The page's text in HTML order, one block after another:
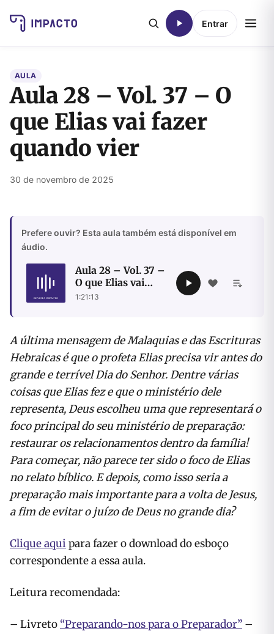
Entrar
AULA
Aula 28 – Vol. 37 – O
que Elias vai fazer
quando vier
30 de novembro de 2025
Prefere ouvir? Esta aula também está disponível em
áudio.
Aula 28 – Vol. 37 –
O que Elias vai
fazer quando vier
1:21:13
A última mensagem de Malaquias e das Escrituras
Hebraicas é que o profeta Elias precisa vir antes do
grande e terrível Dia do Senhor. Dentre várias
coisas que Elias fez e que o ministério dele
representa, Deus escolheu uma que representará o
foco principal do seu ministério de preparação:
restaurar os relacionamentos dentro da família!
Para começar, não parece ter sido o foco de Elias
no relato bíblico. E depois, como isso seria a
preparação mais importante para a volta de Jesus,
a fim de evitar o juízo de Deus no grande dia?
Clique aqui para fazer o download do esboço
correspondente a essa aula.
Leitura recomendada:
– Livreto “Preparando-nos para o Preparador” –